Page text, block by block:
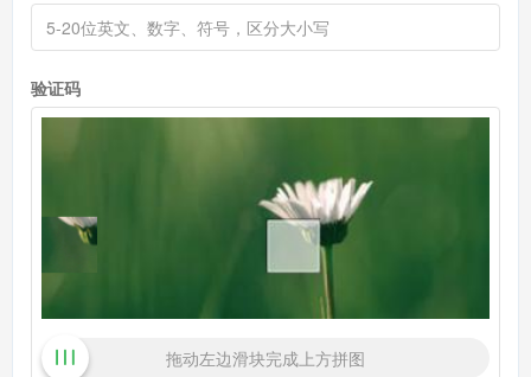
验证码
拖动左边滑块完成上方拼图